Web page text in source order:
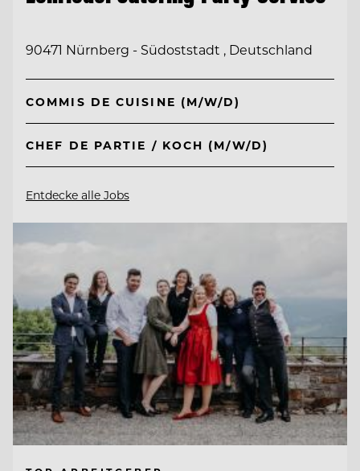
90471 Nürnberg - Südoststadt , Deutschland
COMMIS DE CUISINE (M/W/D)
CHEF DE PARTIE / KOCH (M/W/D)
Entdecke alle Jobs